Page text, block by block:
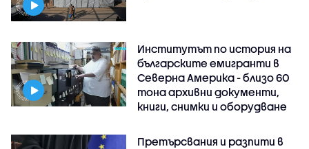
Институтът по история на
българските емигранти в
Северна Америка - близо 60
тона архивни документи,
книги, снимки и оборудване
Претърсвания и разпити в